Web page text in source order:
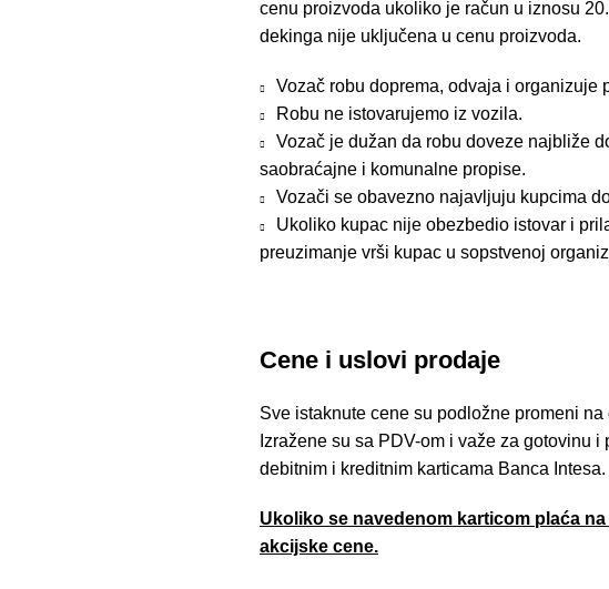
cenu proizvoda ukoliko je račun u iznosu
dekinga nije uključena u cenu proizvoda.
Vozač robu doprema, odvaja i organizuje
Robu ne istovarujemo iz vozila.
Vozač je dužan da robu doveze najbliže
saobraćajne i komunalne propise.
Vozači se obavezno najavljuju kupcima
Ukoliko kupac nije obezbedio istovar i
preuzimanje vrši kupac u sopstvenoj
Cene i uslovi prodaje
Sve istaknute cene su podložne promeni
Izražene su sa PDV-om i važe za gotovinu
debitnim i kreditnim karticama Banca Intesa.
Ukoliko se navedenom karticom plaća
akcijske cene.